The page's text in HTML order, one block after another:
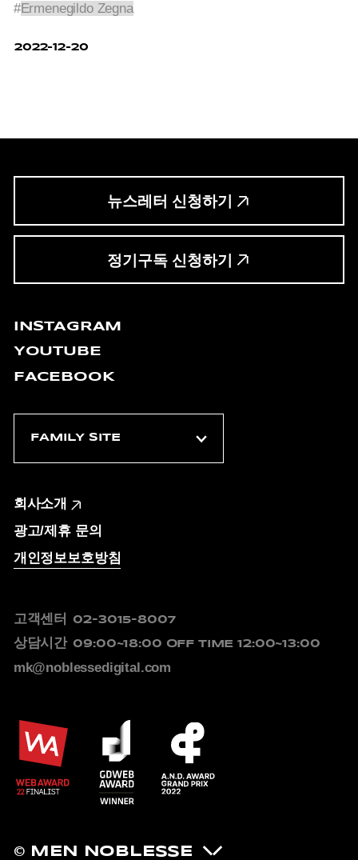
#Ermenegildo Zegna
2022-12-20
뉴스레터 신청하기
정기구독 신청하기
INSTAGRAM
YOUTUBE
FACEBOOK
회사소개
광고/제휴 문의
개인정보보호방침
고객센터 02-3015-8007
상담시간 09:00~18:00 OFF TIME 12:00~13:00
mk@noblessedigital.com
© MEN NOBLESSE